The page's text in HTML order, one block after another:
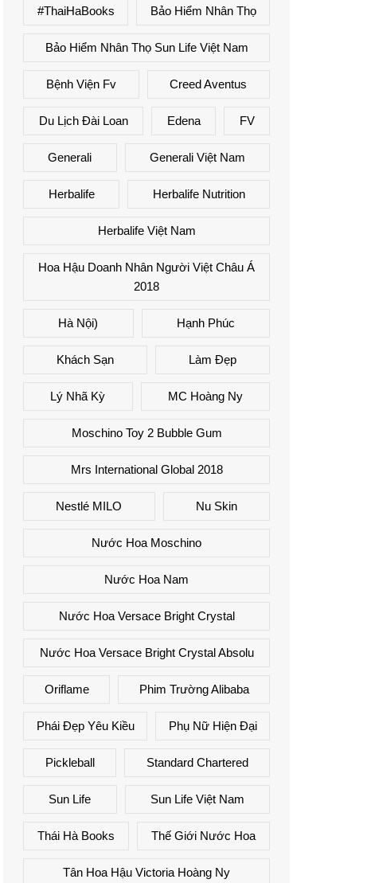
#ThaiHaBooks Bảo Hiểm Nhân Thọ
Bảo Hiểm Nhân Thọ Sun Life Việt Nam
Bệnh Viện Fv Creed Aventus
Du Lịch Đài Loan Edena FV
Generali Generali Việt Nam
Herbalife Herbalife Nutrition
Herbalife Việt Nam
Hoa Hậu Doanh Nhân Người Việt Châu Á
2018
Hà Nội) Hạnh Phúc
Khách Sạn Làm Đẹp
Lý Nhã Kỳ MC Hoàng Ny
Moschino Toy 2 Bubble Gum
Mrs International Global 2018
Nestlé MILO Nu Skin
Nước Hoa Moschino
Nước Hoa Nam
Nước Hoa Versace Bright Crystal
Nước Hoa Versace Bright Crystal Absolu
Oriflame Phim Trường Alibaba
Phái Đẹp Yêu Kiều Phụ Nữ Hiện Đại
Pickleball Standard Chartered
Sun Life Sun Life Việt Nam
Thái Hà Books Thế Giới Nước Hoa
Tân Hoa Hậu Victoria Hoàng Ny